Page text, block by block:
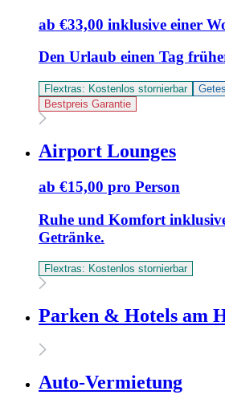
ab €33,00 inklusive einer
Den Urlaub einen Tag
Flextras: Kostenlos stornierbar
Bestpreis Garantie
Airport Lounges
ab €15,00 pro Person
Ruhe und Komfort
Getränke.
Flextras: Kostenlos stornierbar
Parken & Hotels am
Auto-Vermietung